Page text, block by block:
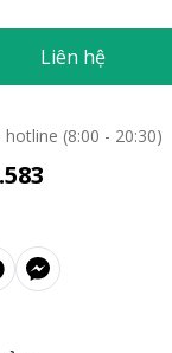
Liên hệ
(8:00 - 20:30)